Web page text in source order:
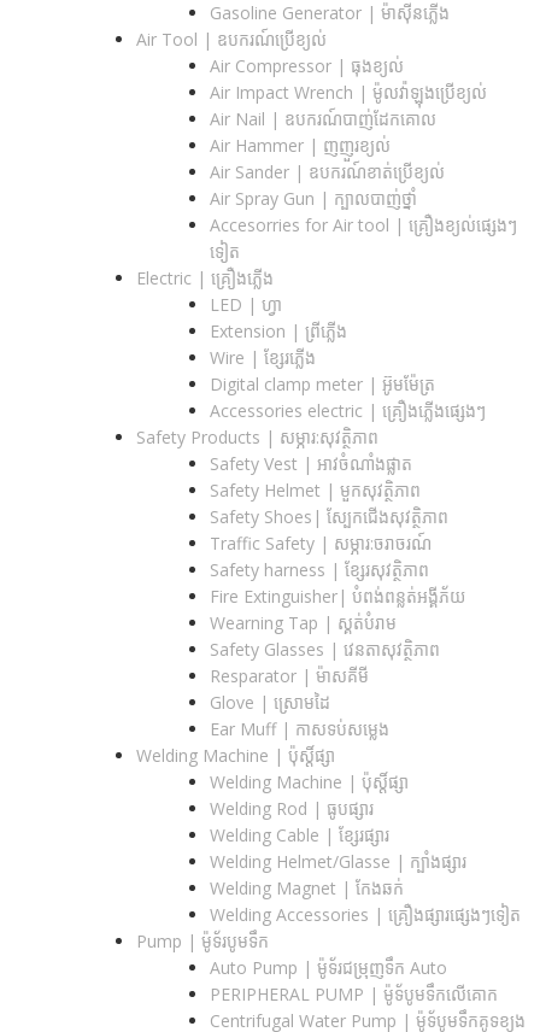
Gasoline Generator | ម៉ាស៊ីនភ្លើង
Air Tool | ឧបករណ៍ប្រើខ្យល់
Air Compressor | ធុងខ្យល់
Air Impact Wrench | ម៉ូលវ៉ាឡុងប្រើខ្យល់
Air Nail | ឧបករណ៍បាញ់ដែកគោល
Air Hammer | ញញួរខ្យល់
Air Sander | ឧបករណ៍ខាត់ប្រើខ្យល់
Air Spray Gun | ក្បាលបាញ់ថ្នាំ
Accesorries for Air tool | គ្រឿងខ្យល់ផ្សេងៗ
ទៀត
Electric | គ្រឿងភ្លើង
LED | ហ្វា
Extension | ព្រីភ្លើង
Wire | ខ្សែរភ្លើង
Digital clamp meter | អ៊ូមម៉ែត្រ
Accessories electric | គ្រឿងភ្លើងផ្សេងៗ
Safety Products | សម្ភារ:សុវត្ថិភាព
Safety Vest | អាវចំណាំងផ្លាត
Safety Helmet | មួកសុវត្ថិភាព
Safety Shoes| ស្បែកជើងសុវត្ថិភាព
Traffic Safety​ | សម្ភារ:ចរាចរណ៍
Safety harness | ខ្សែរសុវត្ថិភាព
Fire Extinguisher| បំពង់ពន្លត់អង្គីភ័យ
Wearning Tap | ស្គត់បំរាម
Safety Glasses | វេនតាសុវត្ថិភាព
Resparator | ម៉ាសគីមី
Glove | ស្រោមដៃ
Ear Muff | កាសទប់សម្លេង
Welding Machine | ប៉ុស្តិ៍ផ្សា
Welding Machine | ប៉ុស្តិ៍ផ្សា
Welding Rod | ធូបផ្សារ
Welding Cable | ខ្សែរផ្សារ
Welding Helmet/Glasse | ក្បាំងផ្សារ
Welding Magnet | កែងឆក់
Welding Accessories | គ្រឿងផ្សារផ្សេងៗទៀត
Pump | ម៉ូទ័របូមទឹក
Auto Pump | ម៉ូទ័រជម្រុញទឹក Auto
PERIPHERAL PUMP | ម៉ូទ័បូមទឹកលើគោក
Centrifugal Water Pump | ម៉ូទ័បូមទឹកគូទខ្យង